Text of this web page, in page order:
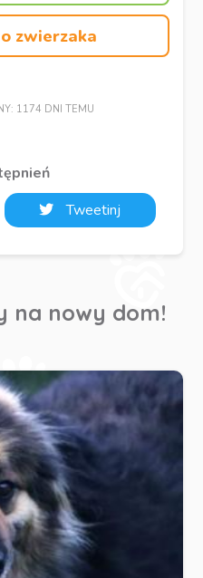
zwierzaka
1174 DNI TEMU
Tweetinj
na nowy dom!